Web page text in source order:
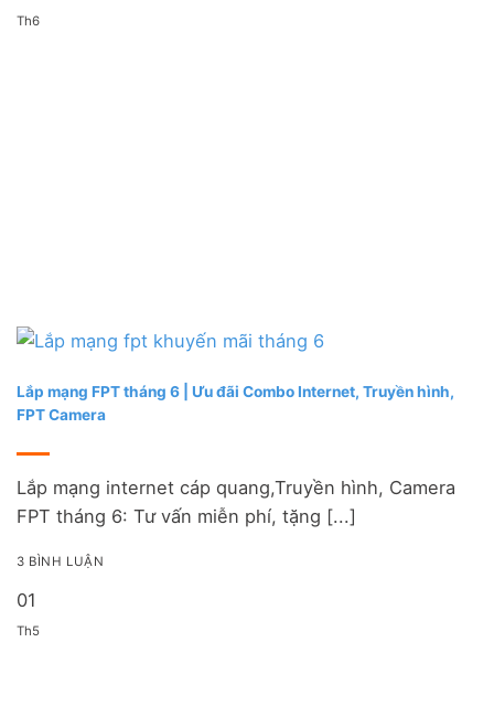
Th6
Lắp mạng FPT tháng 6 | Ưu đãi Combo Internet, Truyền hình,
FPT Camera
Lắp mạng internet cáp quang,Truyền hình, Camera
FPT tháng 6: Tư vấn miễn phí, tặng [...]
3 BÌNH LUẬN
01
Th5